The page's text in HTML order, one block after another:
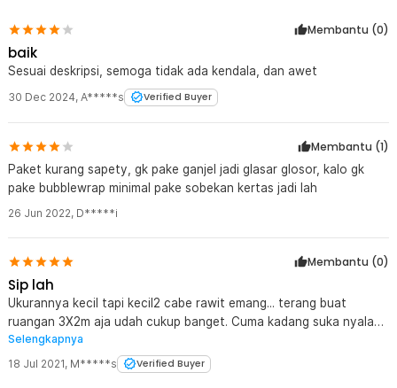
Membantu (0)
baik
Sesuai deskripsi, semoga tidak ada kendala, dan awet
30 Dec 2024, A*****s Verified Buyer
Membantu (1)
Paket kurang sapety, gk pake ganjel jadi glasar glosor, kalo gk
pake bubblewrap minimal pake sobekan kertas jadi lah
26 Jun 2022, D*****i
Membantu (0)
Sip lah
Ukurannya kecil tapi kecil2 cabe rawit emang... terang buat
ruangan 3X2m aja udah cukup banget. Cuma kadang suka nyala
sendiri dah, kenapa yak? Masa ada jin nya... Hahahaha....
Selengkapnya
18 Jul 2021, M*****s Verified Buyer